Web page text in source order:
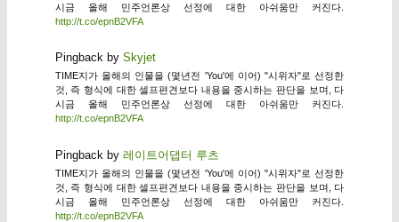
시금 올해 민주언론상 선정에 대한 아쉬움만 커진다.
http://t.co/epnB2VFA
Pingback by Skyjet
TIME지가 올해의 인물을 (몇년전 'You'에 이어) "시위자"로 선정한
것, 즉 형식에 대한 셀프편견보다 내용을 중시하는 판단을 보며, 다
시금 올해 민주언론상 선정에 대한 아쉬움만 커진다.
http://t.co/epnB2VFA
Pingback by 레이트어댑터 루츠
TIME지가 올해의 인물을 (몇년전 'You'에 이어) "시위자"로 선정한
것, 즉 형식에 대한 셀프편견보다 내용을 중시하는 판단을 보며, 다
시금 올해 민주언론상 선정에 대한 아쉬움만 커진다.
http://t.co/epnB2VFA